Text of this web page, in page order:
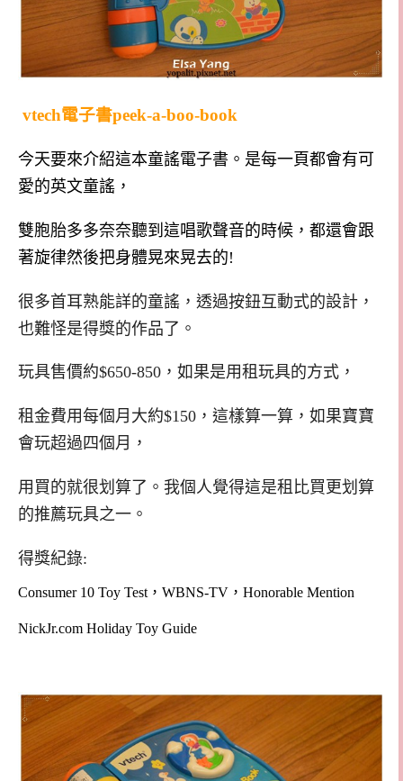
vtech電子書peek-a-boo-book
今天要來介紹這本童謠電子書。是每一頁都會有可
愛的英文童謠，
雙胞胎多多奈奈聽到這唱歌聲音的時候，都還會跟
著旋律然後把身體晃來晃去的!
很多首耳熟能詳的童謠，透過按鈕互動式的設計，
也難怪是得獎的作品了。
玩具售價約$650-850，如果是用租玩具的方式，
租金費用每個月大約$150，這樣算一算，如果寶寶
會玩超過四個月，
用買的就很划算了。我個人覺得這是租比買更划算
的推薦玩具之一。
得獎紀錄:
Consumer 10 Toy Test，WBNS-TV，Honorable Mention
NickJr.com Holiday Toy Guide